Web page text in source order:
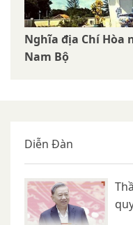
Nghĩa địa Chí Hòa
Nam Bộ
Diễn Đàn